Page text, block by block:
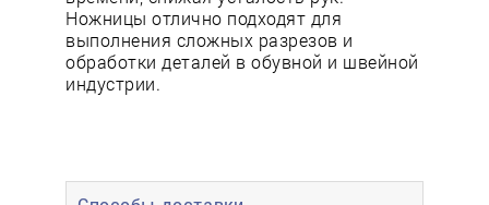
Ножницы отлично подходят для
выполнения сложных разрезов и
обработки деталей в обувной и швейной
индустрии.